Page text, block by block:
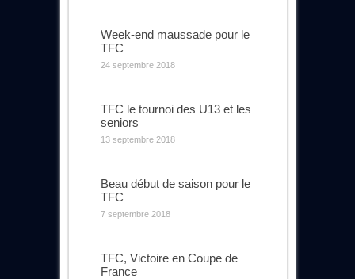
Week-end maussade pour le
TFC
24 septembre 2018
TFC le tournoi des U13 et les
seniors
13 septembre 2018
Beau début de saison pour le
TFC
7 septembre 2018
TFC, Victoire en Coupe de
France